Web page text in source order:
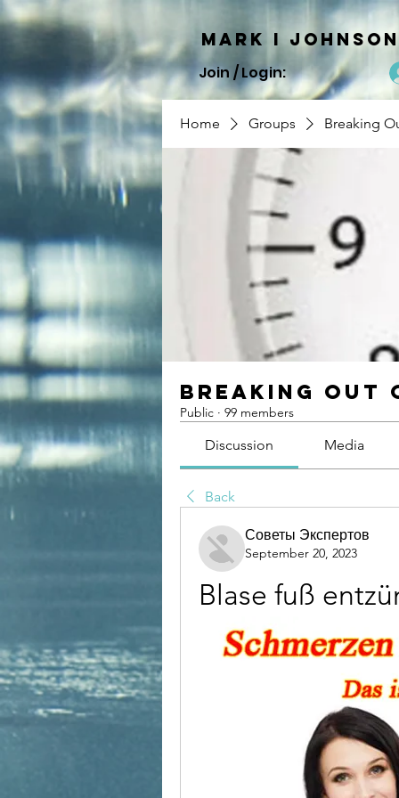
Mark I JOHNSON
Join / Login:
Home Groups Breaking
Breaking Out
Public · 99 members
Discussion Media
Back
Советы Экспертов
September 20, 2023
Blase fuß